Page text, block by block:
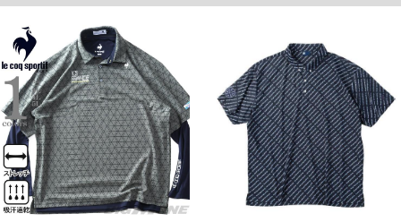
尚、裾上げした商品は返品・交換不可となりますので、予めご了承下さい。
一部、お直しに対応出来ない商品がございます。(例：裾にファスナーや調節ひもが付
いている、極端なデザインが施されている等)
※商品によって若干のサイズの誤差がございます。また、お客様がご使用の環境（コ
ンピュータ画面）によって、商品の色味が若干異なる場合がございます。予めご了承
ください。
※当店での掲載商品は、実店鋪と在庫を共用しておりますので店頭での売り違い、店
舗からのお取り寄せ等により、お客様にご迷惑をお掛けしてしまう場合がございま
す。そのようなことがない様最大限に努めておりますが、もしあった場合速やかにご
連絡させて頂きますので予めご了承ください。
ITEM INTRODUCTION